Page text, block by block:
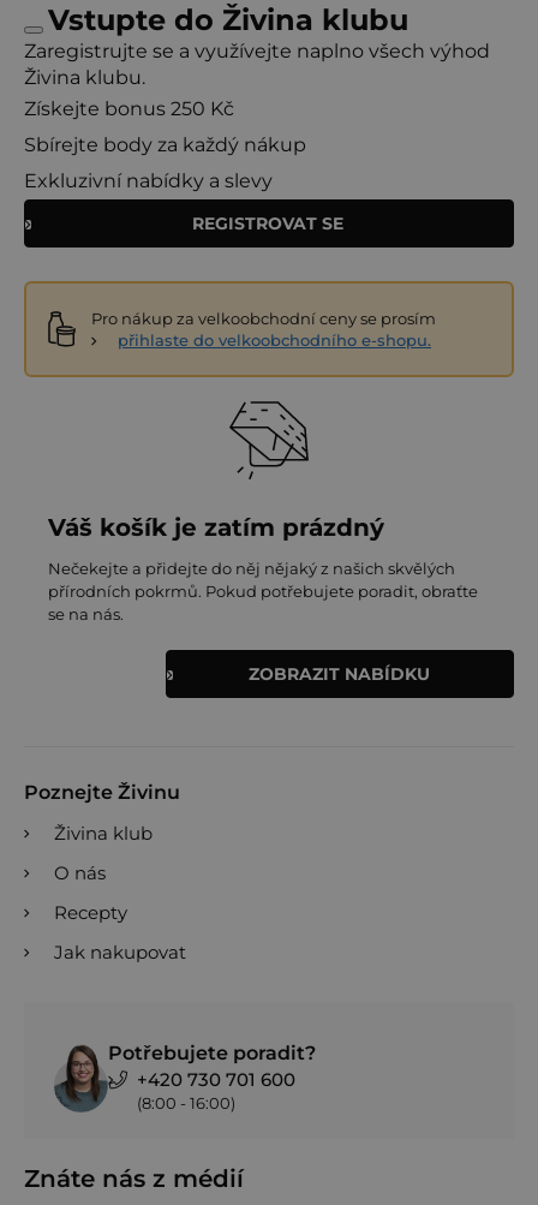
Vstupte do Živina klubu
Zaregistrujte se a využívejte naplno všech výhod
Živina klubu.
Získejte bonus 250 Kč
Sbírejte body za každý nákup
Exkluzivní nabídky a slevy
REGISTROVAT SE
Pro nákup za velkoobchodní ceny se prosím
přihlaste do velkoobchodního e-shopu.
Váš košík je zatím prázdný
Nečekejte a přidejte do něj nějaký z našich skvělých
přírodních pokrmů. Pokud potřebujete poradit, obraťte
se na nás.
ZOBRAZIT NABÍDKU
Poznejte Živinu
Živina klub
O nás
Recepty
Jak nakupovat
Potřebujete poradit?
+420 730 701 600
(8:00 - 16:00)
Znáte nás z médií